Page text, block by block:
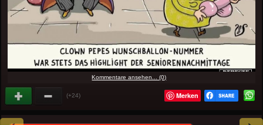
Kommentare ansehen... (0)
(+24) Merken